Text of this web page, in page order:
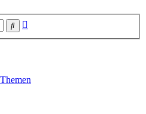
Suche